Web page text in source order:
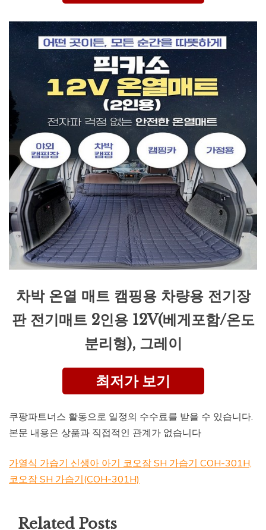
차박 온열 매트 캠핑용 차량용 전기장
판 전기매트 2인용 12V(베게포함/온도
분리형), 그레이
최저가 보기
쿠팡파트너스 활동으로 일정의 수수료를 받을 수 있습니다.
본문 내용은 상품과 직접적인 관계가 없습니다
가열식 가습기 신생아 아기 코오잠 SH 가습기 COH-301H,
코오잠 SH 가습기(COH-301H)
Related Posts